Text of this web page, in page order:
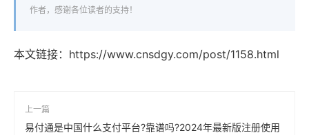
作者，感谢各位读者的支持！
本文链接： https://www.cnsdgy.com/post/1158.html
上一篇
易付通是中国什么支付平台?靠谱吗?2024年最新版注册使用